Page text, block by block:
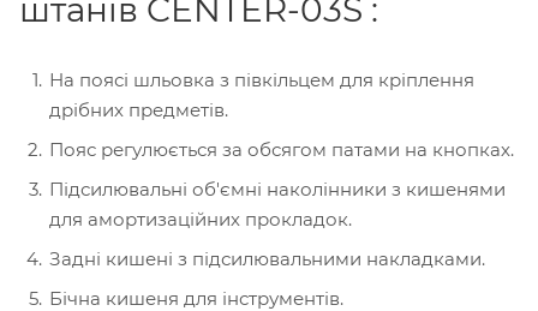
штанів CENTER-03S :
На поясі шльовка з півкільцем для кріплення
дрібних предметів.
Пояс регулюється за обсягом патами на кнопках.
Підсилювальні об'ємні наколінники з кишенями
для амортизаційних прокладок.
Задні кишені з підсилювальними накладками.
Бічна кишеня для інструментів.